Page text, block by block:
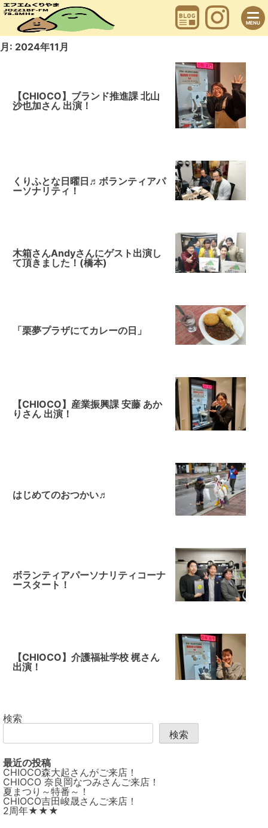
Skip
to
content
MENU
月: 2024年11月
【CHIOCO】ブランド推進課 北山
沙也加さん 出演！
くりふとな日曜日♬ボランティアパ
ーソナリティ！
木箱さんAndyさんにゲスト出演し
て頂きました！(橋本)
「栗夢プラザにてカレーの日」
【CHIOCO】産業振興課 安藤 あか
りさん 出演！
はじめてのおつかい♬
ボランティアパーソナリティコーナ
ースタート！
【CHIOCO】介護福祉学校 梶さん
出演！
検索
検索
最近の投稿
CHIOCO森大起さんがご来店！
CHIOCO 奈良岡なつみさんご来店！
夏まつり～特番～！
CHIOCO吉田峻晟さんご来店！
2周年★★★